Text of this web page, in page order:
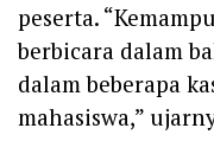
peserta.
berbicara dalam
dalam beberapa
mahasiswa,”